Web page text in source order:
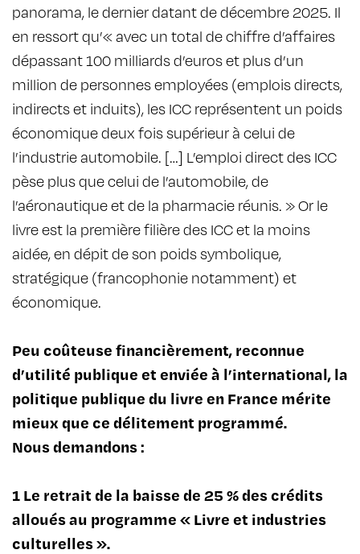
panorama, le dernier datant de décembre 2025. Il
en ressort qu’« avec un total de chiffre d’affaires
dépassant 100 milliards d’euros et plus d’un
million de personnes employées (emplois directs,
indirects et induits), les ICC représentent un poids
économique deux fois supérieur à celui de
l’industrie automobile. […] L’emploi direct des ICC
pèse plus que celui de l’automobile, de
l’aéronautique et de la pharmacie réunis. » Or le
livre est la première filière des ICC et la moins
aidée, en dépit de son poids symbolique,
stratégique (francophonie notamment) et
économique.
Peu coûteuse financièrement, reconnue
d’utilité publique et enviée à l’international, la
politique publique du livre en France mérite
mieux que ce délitement programmé.
Nous demandons :
1 Le retrait de la baisse de 25 % des crédits
alloués au programme « Livre et industries
culturelles ».